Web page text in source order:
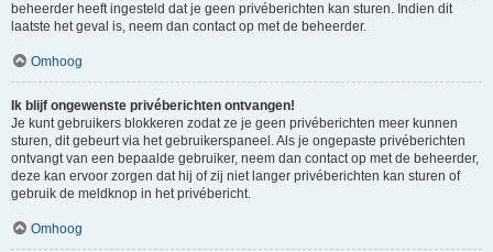
beheerder heeft ingesteld dat je geen privéberichten kan sturen. Indien dit
laatste het geval is, neem dan contact op met de beheerder.
Omhoog
Ik blijf ongewenste privéberichten ontvangen!
Je kunt gebruikers blokkeren zodat ze je geen privéberichten meer kunnen
sturen, dit gebeurt via het gebruikerspaneel. Als je ongepaste privéberichten
ontvangt van een bepaalde gebruiker, neem dan contact op met de beheerder,
deze kan ervoor zorgen dat hij of zij niet langer privéberichten kan sturen of
gebruik de meldknop in het privébericht.
Omhoog